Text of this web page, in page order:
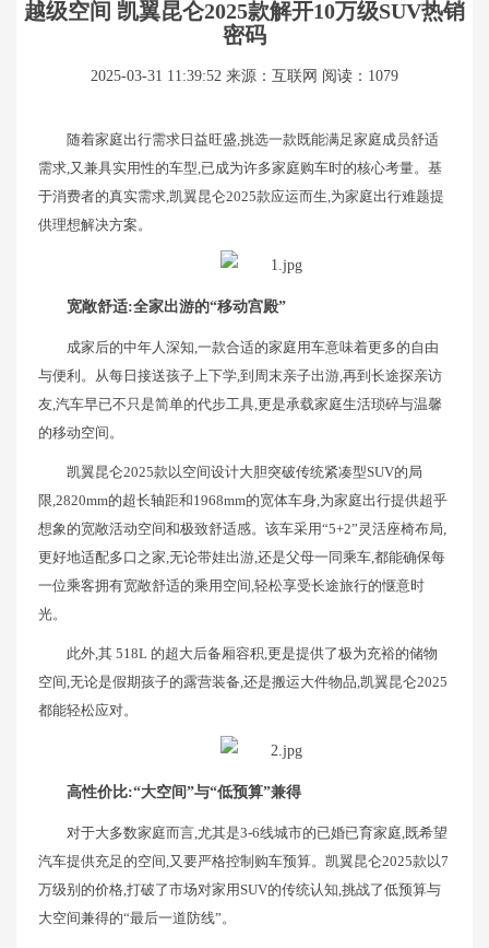
越级空间 凯翼昆仑2025款解开10万级SUV热销
密码
2025-03-31 11:39:52 来源：互联网 阅读：1079
随着家庭出行需求日益旺盛,挑选一款既能满足家庭成员舒适
需求,又兼具实用性的车型,已成为许多家庭购车时的核心考量。基
于消费者的真实需求,凯翼昆仑2025款应运而生,为家庭出行难题提
供理想解决方案。
宽敞舒适:全家出游的“移动宫殿”
成家后的中年人深知,一款合适的家庭用车意味着更多的自由
与便利。从每日接送孩子上下学,到周末亲子出游,再到长途探亲访
友,汽车早已不只是简单的代步工具,更是承载家庭生活琐碎与温馨
的移动空间。
凯翼昆仑2025款以空间设计大胆突破传统紧凑型SUV的局
限,2820mm的超长轴距和1968mm的宽体车身,为家庭出行提供超乎
想象的宽敞活动空间和极致舒适感。该车采用“5+2”灵活座椅布局,
更好地适配多口之家,无论带娃出游,还是父母一同乘车,都能确保每
一位乘客拥有宽敞舒适的乘用空间,轻松享受长途旅行的惬意时
光。
此外,其 518L 的超大后备厢容积,更是提供了极为充裕的储物
空间,无论是假期孩子的露营装备,还是搬运大件物品,凯翼昆仑2025
都能轻松应对。
高性价比:“大空间”与“低预算”兼得
对于大多数家庭而言,尤其是3-6线城市的已婚已育家庭,既希望
汽车提供充足的空间,又要严格控制购车预算。凯翼昆仑2025款以7
万级别的价格,打破了市场对家用SUV的传统认知,挑战了低预算与
大空间兼得的“最后一道防线”。